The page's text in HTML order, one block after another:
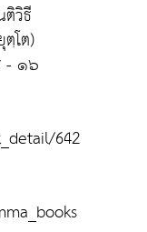
วิธี
โต)
- ๑๖
642